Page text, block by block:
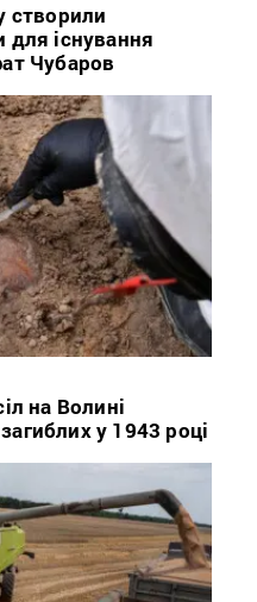
створили
для існування
Чубаров
на Волині
у 1943 році